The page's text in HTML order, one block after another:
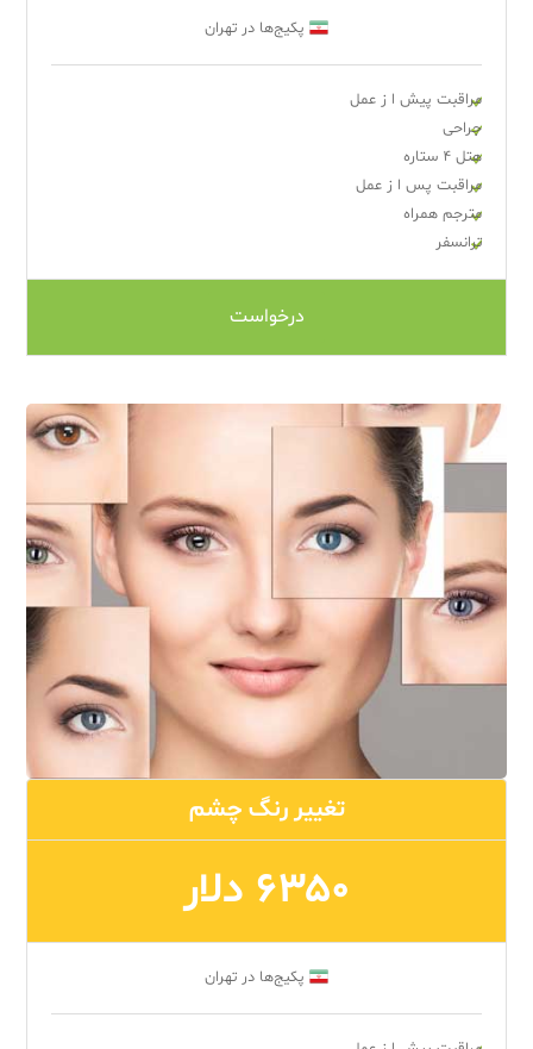
پکیج‌ها در تهران
مراقبت پیش ا ز عمل
جراحی
هتل ۴ ستاره
مراقبت پس ا ز عمل
مترجم همراه
ترانسفر
درخواست
تغییر رنگ چشم
۶۳۵۰ دلار
پکیج‌ها در تهران